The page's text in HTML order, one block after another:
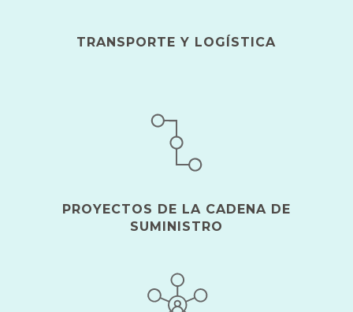
TRANSPORTE Y LOGÍSTICA
PROYECTOS DE LA CADENA DE
SUMINISTRO